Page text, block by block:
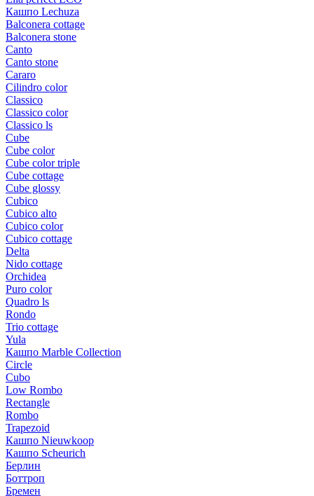
Кашпо Lechuza
Balconera cottage
Balconera stone
Canto
Canto stone
Cararo
Cilindro color
Classico
Classico color
Classico ls
Cube
Cube color
Cube color triple
Cube cottage
Cube glossy
Cubico
Cubico alto
Cubico color
Cubico cottage
Delta
Nido cottage
Orchidea
Puro color
Quadro ls
Rondo
Trio cottage
Yula
Кашпо Marble Collection
Circle
Cubo
Low Rombo
Rectangle
Rombo
Trapezoid
Кашпо Nieuwkoop
Кашпо Scheurich
Берлин
Боттроп
Бремен